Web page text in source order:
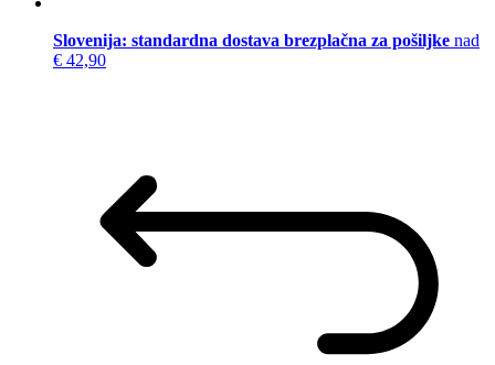
Slovenija: standardna dostava brezplačna za pošiljke nad
€ 42,90